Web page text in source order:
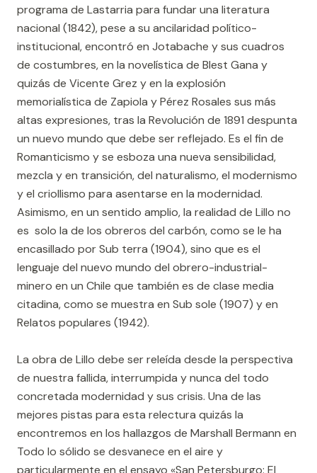
programa de Lastarria para fundar una literatura
nacional (1842), pese a su ancilaridad político-
institucional, encontró en Jotabache y sus cuadros
de costumbres, en la novelística de Blest Gana y
quizás de Vicente Grez y en la explosión
memorialística de Zapiola y Pérez Rosales sus más
altas expresiones, tras la Revolución de 1891 despunta
un nuevo mundo que debe ser reflejado. Es el fin de
Romanticismo y se esboza una nueva sensibilidad,
mezcla y en transición, del naturalismo, el modernismo
y el criollismo para asentarse en la modernidad.
Asimismo, en un sentido amplio, la realidad de Lillo no
es solo la de los obreros del carbón, como se le ha
encasillado por Sub terra (1904), sino que es el
lenguaje del nuevo mundo del obrero-industrial-
minero en un Chile que también es de clase media
citadina, como se muestra en Sub sole (1907) y en
Relatos populares (1942).
La obra de Lillo debe ser releída desde la perspectiva
de nuestra fallida, interrumpida y nunca del todo
concretada modernidad y sus crisis. Una de las
mejores pistas para esta relectura quizás la
encontremos en los hallazgos de Marshall Bermann en
Todo lo sólido se desvanece en el aire y
particularmente en el ensayo «San Petersburgo: El